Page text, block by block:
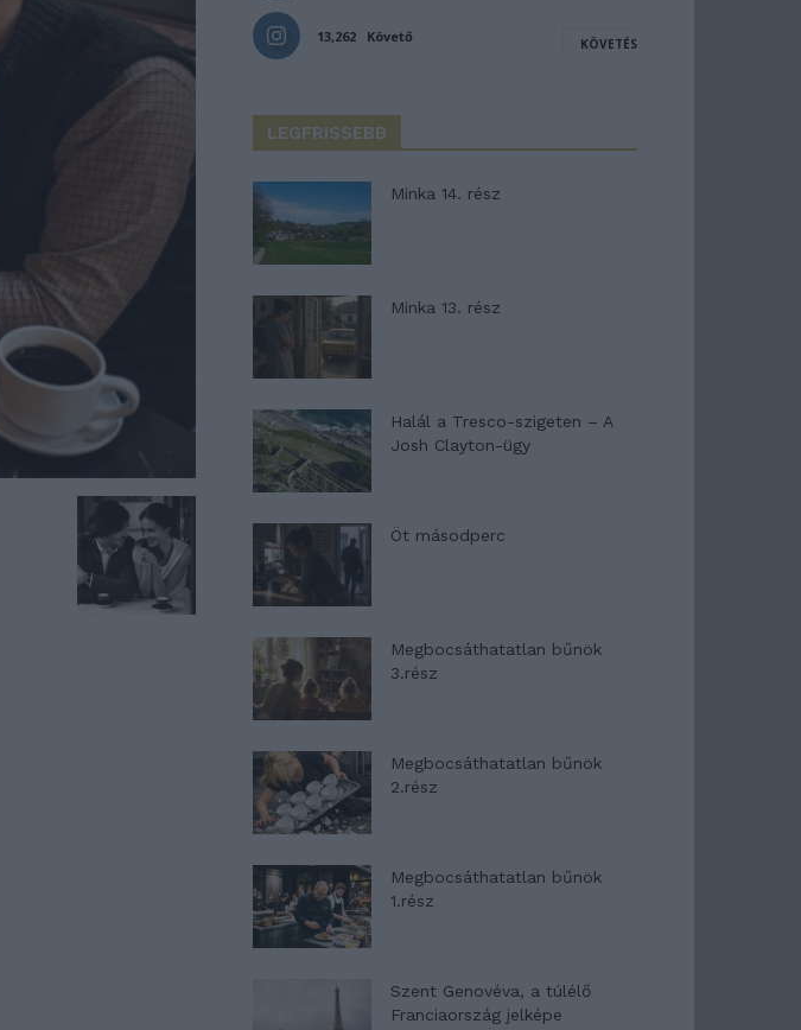
13,262 Követő KÖVETÉS
LEGFRISSEBB
Minka 14. rész
Minka 13. rész
Halál a Tresco-szigeten – A
Josh Clayton-ügy
Öt másodperc
Megbocsáthatatlan bűnök
3.rész
Megbocsáthatatlan bűnök
2.rész
Megbocsáthatatlan bűnök
1.rész
Szent Genovéva, a túlélő
Franciaország jelképe